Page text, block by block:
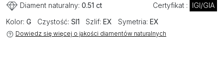
Diament naturalny: 0.51 ct Certyfikat :
IGI/GIA
Kolor: G Czystość: SI1 Szlif: EX Symetria: EX
Dowiedz się więcej o jakości diamentów naturalnych